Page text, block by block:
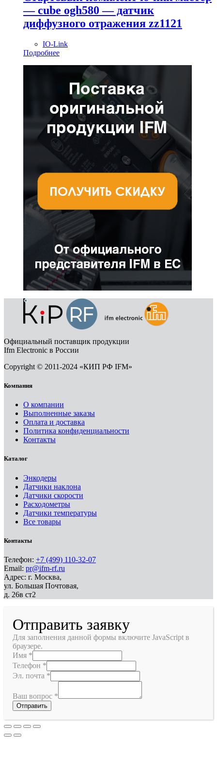
— cube ogh580 — датчик
диффузного отражения zz1121
IO-Link
Подробнее
Официальный поставщик продукции
Ifm Electronic в России
Copyright © 2011-2024 «КИП РФ IFM»
Компания
О компании
Выполненные заказы
Оплата и доставка
Политика конфиденциальности
Контакты
Каталог
Энкодеры
Датчики наклона
Датчики скорости
Расходометры
Датчики температуры
Все товары
Контакты
Телефон: +7 (499) 110-32-07
Email: pr@ifm-rf.ru
Адрес: г. Москва,
ул. Большая Почтовая,
д. 26в ст2
Отправить заявку
Для заполнения данной формы включите JavaScript в
браузере.
Имя *
Телефон *
Эл. почта *
Ваш вопрос *
Отправить